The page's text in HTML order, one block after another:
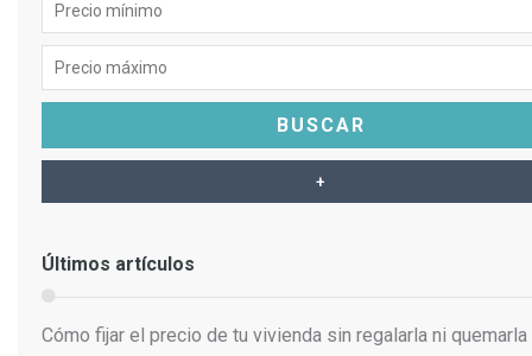
Precio mínimo
Precio máximo
Últimos artículos
Cómo fijar el precio de tu vivienda sin regalarla ni quemarla